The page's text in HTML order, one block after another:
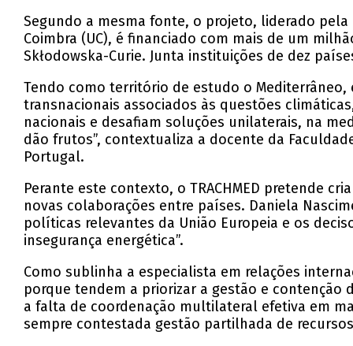
Segundo a mesma fonte, o projeto, liderado
Coimbra (UC), é financiado com mais de um
Skłodowska-Curie. Junta instituições de dez
Tendo como território de estudo o
transnacionais associados às questões
nacionais e desafiam soluções unilaterais, na
dão frutos”, contextualiza a docente da
Portugal.
Perante este contexto, o TRACHMED pretende
novas colaborações entre países. Daniela
políticas relevantes da União Europeia e os
insegurança energética”.
Como sublinha a especialista em relações
porque tendem a priorizar a gestão e contenção
a falta de coordenação multilateral efetiva em
sempre contestada gestão partilhada de